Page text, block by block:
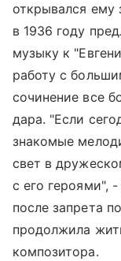
открывался ему
в 1936 году
музыку к
работу с
сочинение все
дара. "Если
знакомые
свет в
с его героями",
после запрета
продолжила
композитора.